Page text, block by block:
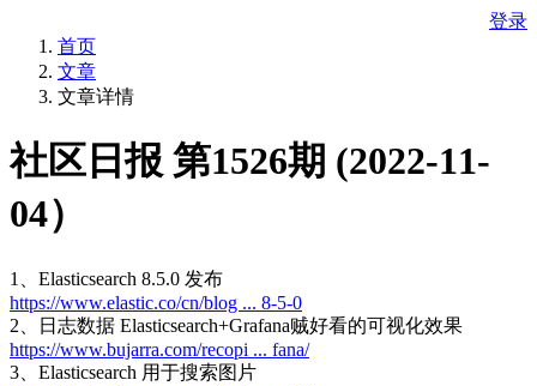
登录
首页
文章
文章详情
社区日报 第1526期 (2022-11-
04）
1、Elasticsearch 8.5.0 发布
https://www.elastic.co/cn/blog ... 8-5-0
2、日志数据 Elasticsearch+Grafana贼好看的可视化效果
https://www.bujarra.com/recopi ... fana/
3、Elasticsearch 用于搜索图片